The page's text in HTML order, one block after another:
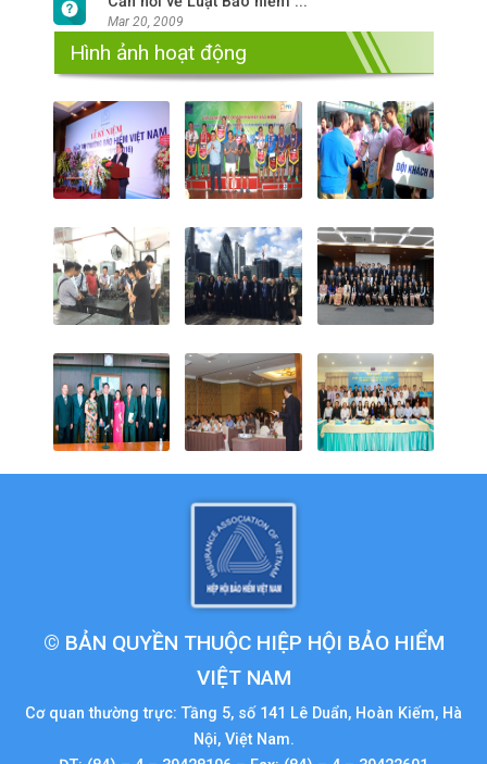
Mar 20, 2009
Hình ảnh hoạt động
© BẢN QUYỀN THUỘC HIỆP HỘI BẢO HIỂM
VIỆT NAM
Cơ quan thường trực: Tầng 5, số 141 Lê Duẩn, Hoàn Kiếm, Hà
Nội, Việt Nam.